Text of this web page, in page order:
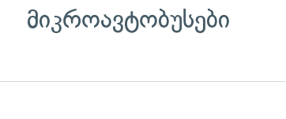
მიკროავტობუსები